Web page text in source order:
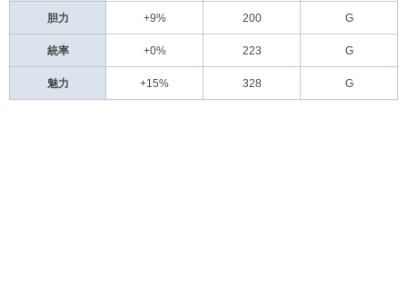
胆力 +9% 200 G
統率 +0% 223 G
魅力 +15% 328 G